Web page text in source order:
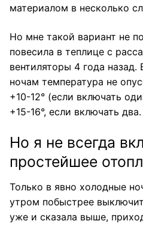
материалом в несколько
Но мне такой вариант не
повесила в теплице с
вентиляторы 4 года
ночам температура не
+10-12° (если включать
+15-16°, если включать два.
Но я не всегда
простейшее
Только в явно холодные
утром побыстрее
уже и сказала выше,